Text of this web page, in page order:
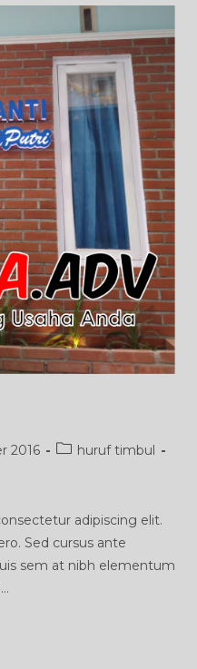
2016
Posthuruf timbul
adipiscing elit.
Sed cursus ante
sem at nibh elementum